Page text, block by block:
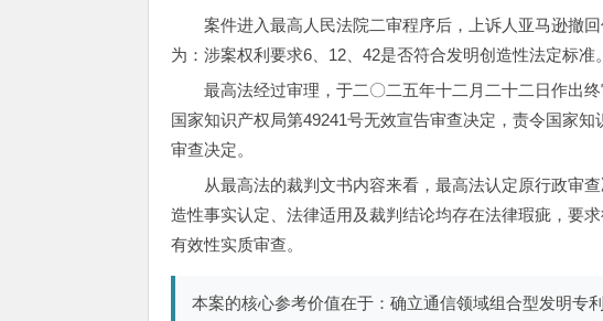
案件进入最高人民法院二审程序后，上诉人亚马逊撤
为：涉案权利要求6、12、42是否符合发明创造性法定标准。
最高法经过审理，于二〇二五年十二月二十二日作出
国家知识产权局第49241号无效宣告审查决定，责令国家
审查决定。
从最高法的裁判文书内容来看，最高法认定原行政审
造性事实认定、法律适用及裁判结论均存在法律瑕疵，要
有效性实质审查。
本案的核心参考价值在于：确立通信领域组合型发明专